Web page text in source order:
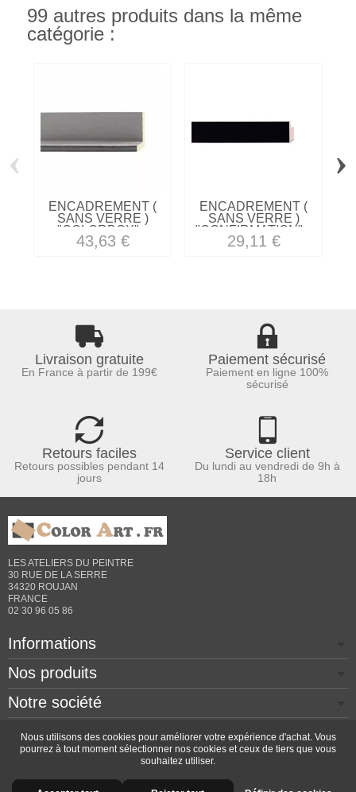
99 autres produits dans la même
catégorie :
ENCADREMENT (
SANS VERRE )
"COLORBOX"...
43,63 €
ENCADREMENT (
SANS VERRE )
"CONFIRMATION"...
29,11 €
‹ ›
Livraison gratuite
En France à partir de 199€
Paiement sécurisé
Paiement en ligne 100%
sécurisé
Retours faciles
Retours possibles pendant 14
jours
Service client
Du lundi au vendredi de 9h à
18h
LES ATELIERS DU PEINTRE
30 RUE DE LA SERRE
34320 ROUJAN
FRANCE
02 30 96 05 86
Informations
Nos produits
Notre société
Contactez-nous
Copyright © 2026 - Design by Prestacrea - Ecommerce
Nous utilisons des cookies pour améliorer votre expérience d'achat. Vous
pourrez à tout moment sélectionner nos cookies et ceux de tiers que vous
souhaitez utiliser.